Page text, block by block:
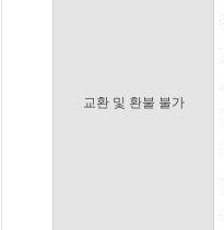
교환 및 환불 불가